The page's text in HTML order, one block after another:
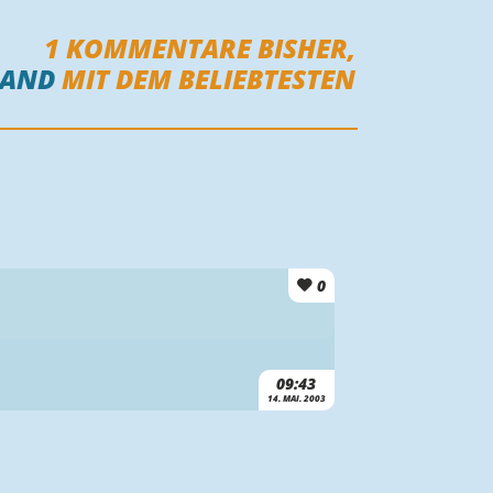
1 KOMMENTARE BISHER,
MIT DEM BELIEBTESTEN
0
09:43
14. MAI. 2003